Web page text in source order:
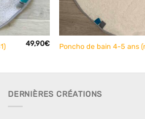
49,90€ Poncho de bain 4-5 ans
DERNIÈRES CRÉATIONS